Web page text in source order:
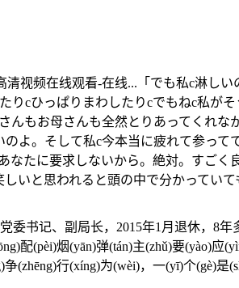
视频在线观看-在线...「でも私c淋し
cひっぱりまわしたりcでもねc私が
もお母さんも全然とりあってくれ
よ。そして私c今本当に疲れて参っ
たに要求しないから。絶対。すご
いと思われると頭の中で分かってい
、副局长，2015年1月退休，8年多
配(pèi)烟(yān)弹(tán)主(zhǔ)要(yào)应
(zhēng)行(xíng)为(wèi)，一(yī)个(gè)